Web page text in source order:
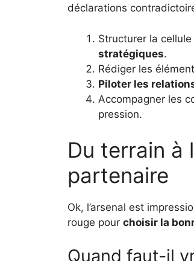
déclarations
Structurer la
stratégiques.
Rédiger les
Piloter les
Accompagner les
pression.
Du terrain à
partenaire
Ok, l’arsenal est
rouge pour choisir la
Quand faut-il